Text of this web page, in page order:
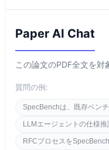
Paper AI Chat
この論文のPDF全文を対
質問の例:
SpecBenchは、既存ベン
LLMエージェントの仕様
RFCプロセスを